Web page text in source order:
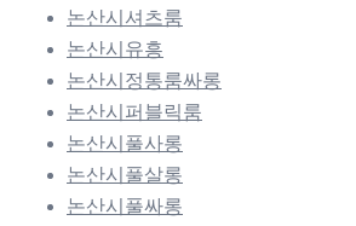
논산시셔츠룸
논산시유흥
논산시정통룸싸롱
논산시퍼블릭룸
논산시풀사롱
논산시풀살롱
논산시풀싸롱